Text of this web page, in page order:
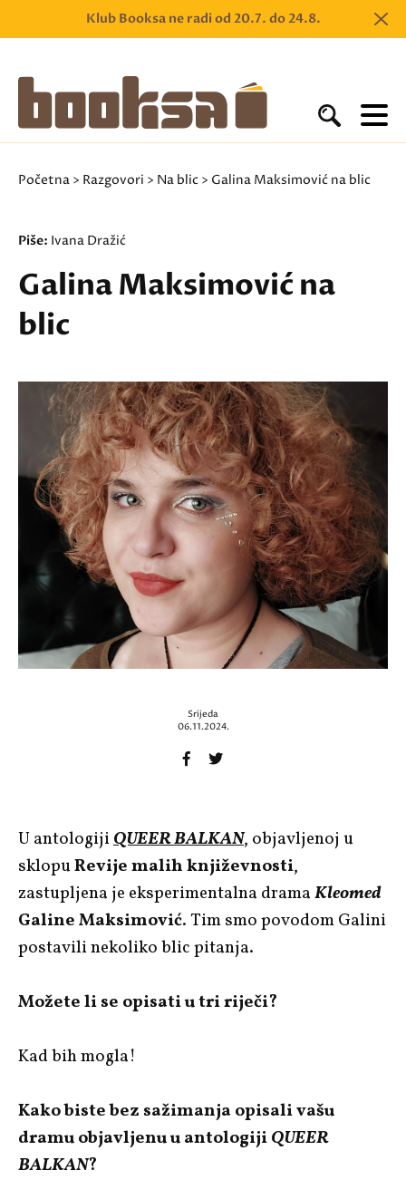
Klub Booksa ne radi od 20.7. do 24.8.
Početna > Razgovori > Na blic > Galina Maksimović na blic
Piše: Ivana Dražić
Galina Maksimović na
blic
Srijeda
06.11.2024.
U antologijiQUEER BALKAN, objavljenoj u
sklopuRevije malih književnosti,
zastupljena je eksperimentalna dramaKleomed
Galine Maksimović. Tim smo povodom Galini
postavili nekoliko blic pitanja.
Možete li se opisati u tri riječi?
Kad bih mogla!
Kako biste bez sažimanja opisali vašu
dramu objavljenu u antologijiQUEER
BALKAN?